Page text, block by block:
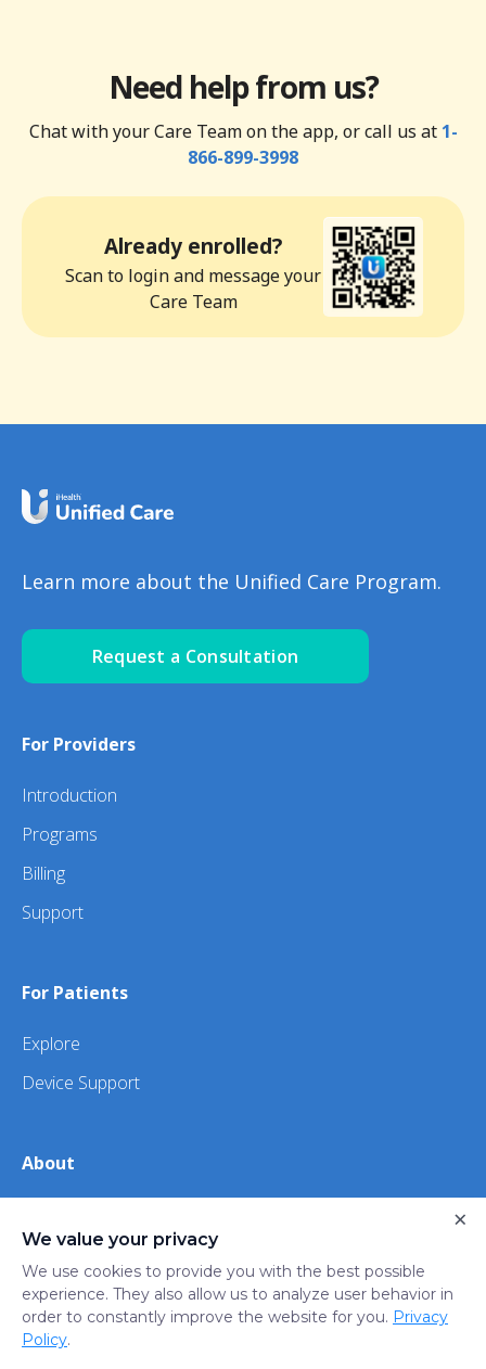
Need help from us?
Chat with your Care Team on the app, or call us at 1-
866-899-3998
Already enrolled?
Scan to login and message your
Care Team
Learn more about the Unified Care Program.
Request a Consultation
For Providers
Introduction
Programs
Billing
Support
For Patients
Explore
Device Support
About
iHealth
Privacy
Policy
Trust
Do not sell or share my
We value your privacy
We use cookies to provide you with the best possible
experience. They also allow us to analyze user behavior in
order to constantly improve the website for you. Privacy
Policy.
×